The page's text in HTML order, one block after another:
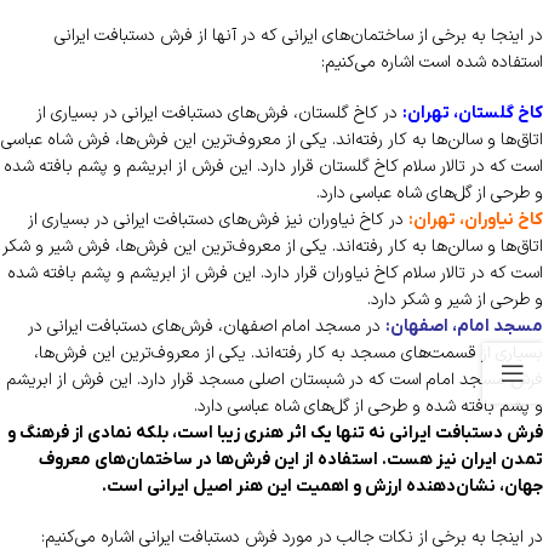
در اینجا به برخی از ساختمان‌های ایرانی که در آنها از فرش دستبافت ایرانی
استفاده شده است اشاره می‌کنیم:
کاخ گلستان، تهران: در کاخ گلستان، فرش‌های دستبافت ایرانی در بسیاری از
اتاق‌ها و سالن‌ها به کار رفته‌اند. یکی از معروف‌ترین این فرش‌ها، فرش شاه عباسی
است که در تالار سلام کاخ گلستان قرار دارد. این فرش از ابریشم و پشم بافته شده
و طرحی از گل‌های شاه عباسی دارد.
کاخ نیاوران، تهران: در کاخ نیاوران نیز فرش‌های دستبافت ایرانی در بسیاری از
اتاق‌ها و سالن‌ها به کار رفته‌اند. یکی از معروف‌ترین این فرش‌ها، فرش شیر و شکر
است که در تالار سلام کاخ نیاوران قرار دارد. این فرش از ابریشم و پشم بافته شده
و طرحی از شیر و شکر دارد.
مسجد امام، اصفهان: در مسجد امام اصفهان، فرش‌های دستبافت ایرانی در
بسیاری از قسمت‌های مسجد به کار رفته‌اند. یکی از معروف‌ترین این فرش‌ها،
فرش مسجد امام است که در شبستان اصلی مسجد قرار دارد. این فرش از ابریشم
و پشم بافته شده و طرحی از گل‌های شاه عباسی دارد.
فرش دستبافت ایرانی نه تنها یک اثر هنری زیبا است، بلکه نمادی از فرهنگ و
تمدن ایران نیز هست. استفاده از این فرش‌ها در ساختمان‌های معروف
جهان، نشان‌دهنده ارزش و اهمیت این هنر اصیل ایرانی است.
در اینجا به برخی از نکات جالب در مورد فرش دستبافت ایرانی اشاره می‌کنیم: